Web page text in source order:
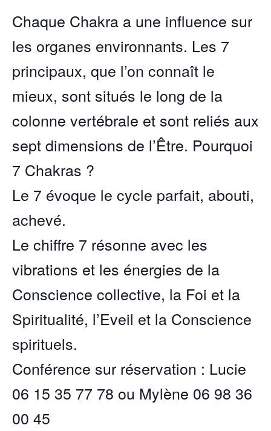
Chaque Chakra a une influence sur
les organes environnants. Les 7
principaux, que l’on connaît le
mieux, sont situés le long de la
colonne vertébrale et sont reliés aux
sept dimensions de l’Être. Pourquoi
7 Chakras ?
Le 7 évoque le cycle parfait, abouti,
achevé.
Le chiffre 7 résonne avec les
vibrations et les énergies de la
Conscience collective, la Foi et la
Spiritualité, l’Eveil et la Conscience
spirituels.
Conférence sur réservation : Lucie
06 15 35 77 78 ou Mylène 06 98 36
00 45